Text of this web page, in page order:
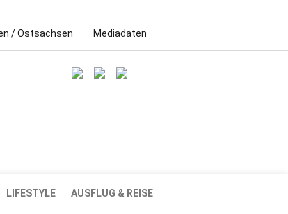
/ Ostsachsen Mediadaten
LIFESTYLE AUSFLUG & REISE